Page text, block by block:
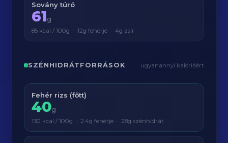
Sovány túró
61g
85 kcal / 100g · 12g fehérje · 4g zsír
SZÉNHIDRÁTFORRÁSOK ugyanannyi kalóriáért
Fehér rizs (főtt)
40g
130 kcal / 100g · 2.4g fehérje · 28g szénhidrát